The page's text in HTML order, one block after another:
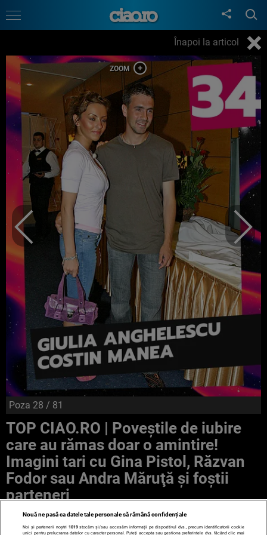
Înapoi la articol
Poza 28 / 81
TOP CIAO.RO | Poveştile de iubire
care au rămas doar o amintire!
Imagini tari cu Gina Pistol, Răzvan
Fodor sau Andra Măruţă şi foştii
parteneri
Nouă ne pasă ca datele tale personale să rămână confidențiale
Noi și partenerii noștri 1019stocăm și/sau accesăm informații pe dispozitivul dvs., precum identificatorii cookie
unici pentru prelucrarea datelor cu caracter personal. Puteți accepta sau gestiona preferințele dvs. făcând clic mai